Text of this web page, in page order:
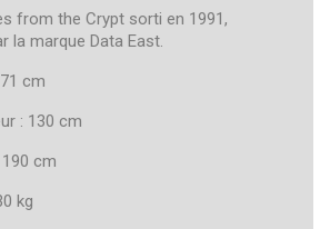
from the Crypt sorti en 1991,
la marque Data East.
cm
: 130 cm
cm
kg